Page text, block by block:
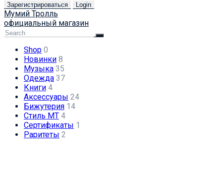
Зарегистрироваться Login
Мумий Тролль
официальный магазин
Shop 0
Новинки 8
Музыка 35
Одежда 37
Книги 4
Аксессуары 24
Бижутерия 14
Стиль МТ 4
Сертификаты 1
Раритеты 2